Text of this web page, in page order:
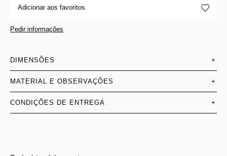
Adicionar aos favoritos
Pedir informações
DIMENSÕES +
MATERIAL E OBSERVAÇÕES +
CONDIÇÕES DE ENTREGA +